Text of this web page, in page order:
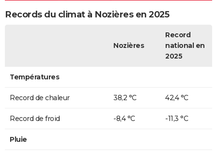
Records du climat à Nozières en 2025
Nozières
Record
national en
2025
Températures
Record de chaleur 38,2 °C 42,4 °C
Record de froid -8,4 °C -11,3 °C
Pluie